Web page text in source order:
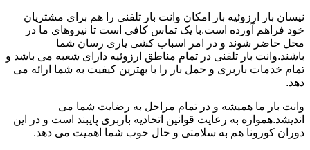
نیسان بار ارزوئیه بار امکان وانت بار تلفنی را هم برای مشتریان
خود فراهم آورده است.با یک تماس کافی است تا نیروهای ما در
محل حاضر شوند و در امر اسباب کشی یاری رسان شما
باشند.وانت بار تلفنی در تمام مناطق ارزوئیه دارای شعبه می باشد و
تمام خدمات باربری و حمل بار را با بهترین کیفیت به شما ارائه می
دهد.
وانت بار ما همیشه و در تمام مراحل به رضایت شما می
اندیشد.همواره به رعایت قوانین اتحادیه باربری پایبند است و در این
دوران کورونا هم به سلامتی و حال خوب شما اهمیت می دهد.